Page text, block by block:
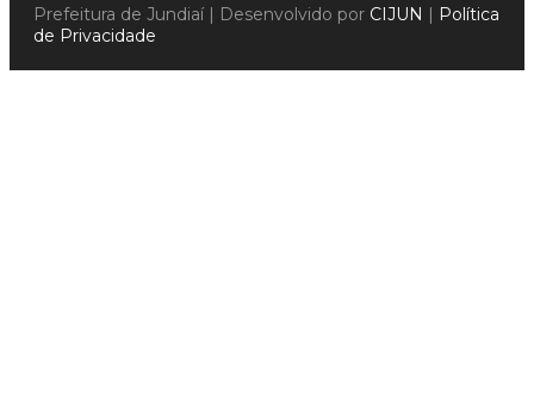
Prefeitura de Jundiaí | Desenvolvido por CIJUN | Política
de Privacidade